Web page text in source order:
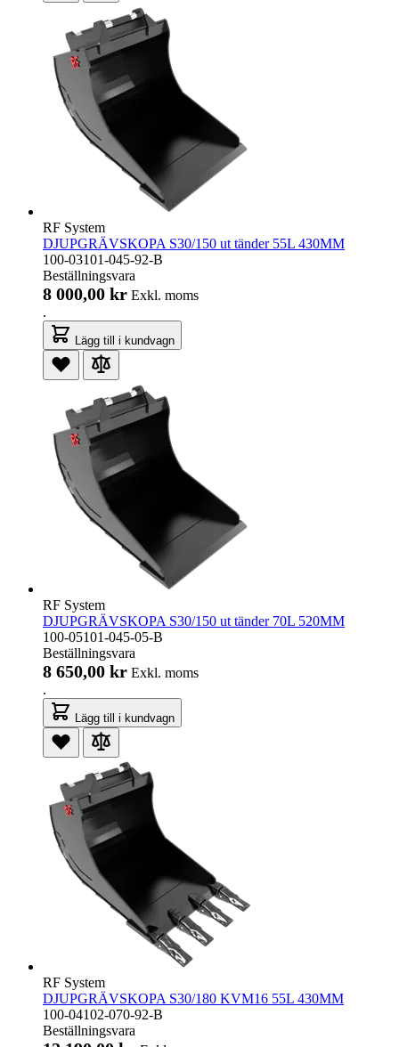
RF System
DJUPGRÄVSKOPA S30/150 ut tänder 55L 430MM
100-03101-045-92-B
Beställningsvara
8 000,00 kr Exkl. moms
.
Lägg till i kundvagn
RF System
DJUPGRÄVSKOPA S30/150 ut tänder 70L 520MM
100-05101-045-05-B
Beställningsvara
8 650,00 kr Exkl. moms
.
Lägg till i kundvagn
RF System
DJUPGRÄVSKOPA S30/180 KVM16 55L 430MM
100-04102-070-92-B
Beställningsvara